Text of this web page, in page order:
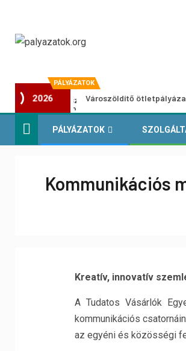
PÁLYÁZATOK
2026Városzöldítő ötletpályázat
PÁLYÁZATOK
Kommunikációs
Kreatív, innovatív
A Tudatos Vásárlók
kommunikációs
az egyéni és közösségi